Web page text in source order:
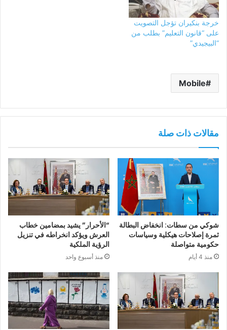
خرجة بنكيران تؤجل التصويت
على “قانون التعليم” بطلب من
“البيجيدي”
Mobile
مقالات ذات صلة
شوكي من سطات: انخفاض البطالة
ثمرة إصلاحات هيكلية وسياسات
حكومية متواصلة
منذ 4 أيام
“الأحرار” يشيد بمضامين خطاب
العرش ويؤكد انخراطه في تنزيل
الرؤية الملكية
منذ أسبوع واحد